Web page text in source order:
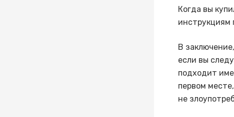
Когда вы
инструкциям
В
если вы
подходит
первом
не